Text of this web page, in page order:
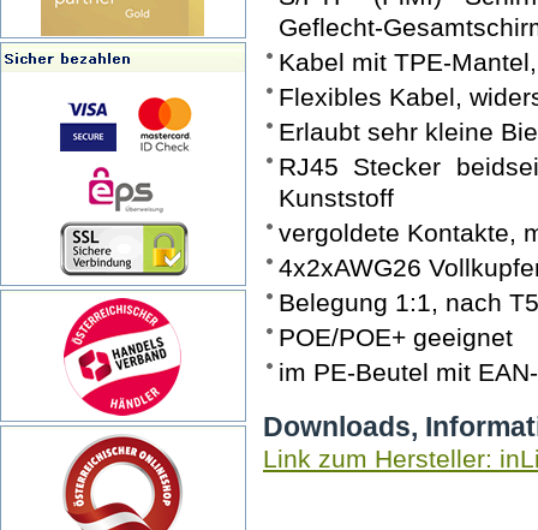
Geflecht-
Kabel mit TPE-
Flexibles Kabel,
Erlaubt sehr kleine
RJ45 Stecker
Kunststoff
vergoldete Kontakte,
4x2xAWG26
Belegung 1:1, nach
POE/POE+ geeignet
im PE-Beutel mit
Downloads,
Link zum Hersteller: